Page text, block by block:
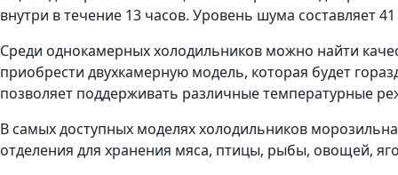
внутри в течение 13 часов. Уровень шума составляет
Среди однокамерных холодильников можно найти
приобрести двухкамерную модель, которая будет
позволяет поддерживать различные температурные
В самых доступных моделях холодильников
отделения для хранения мяса, птицы, рыбы, овощей,